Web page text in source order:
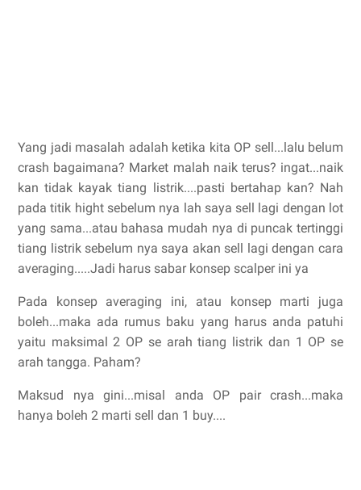
Yang jadi masalah adalah ketika kita OP sell...lalu belum
crash bagaimana? Market malah naik terus? ingat...naik
kan tidak kayak tiang listrik....pasti bertahap kan? Nah
pada titik hight sebelum nya lah saya sell lagi dengan lot
yang sama...atau bahasa mudah nya di puncak tertinggi
tiang listrik sebelum nya saya akan sell lagi dengan cara
averaging.....Jadi harus sabar konsep scalper ini ya
Pada konsep averaging ini, atau konsep marti juga
boleh...maka ada rumus baku yang harus anda patuhi
yaitu maksimal 2 OP se arah tiang listrik dan 1 OP se
arah tangga. Paham?
Maksud nya gini...misal anda OP pair crash...maka
hanya boleh 2 marti sell dan 1 buy....